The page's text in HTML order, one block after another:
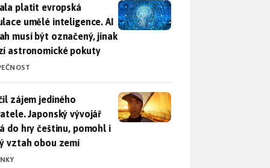
platit evropská regulace umělé inteligence. AI obsah
platit evropská
umělé inteligence. AI
musí být označený, jinak
astronomické pokuty
zájem jediného uživatele. Japonský vývojář přidá do hry
zájem jediného
Japonský vývojář
do hry češtinu, pomohl i
vztah obou zemí